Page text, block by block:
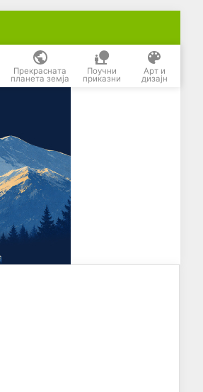
Прекрасната
планета земја
Поучни
приказни
Арт и
дизајн